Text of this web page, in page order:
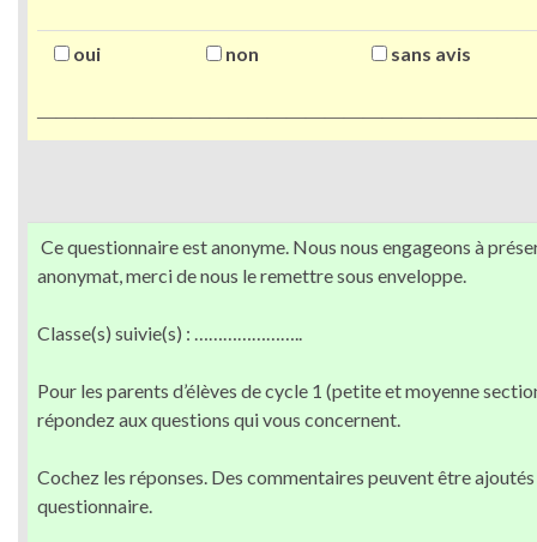
oui non sans avis
Ce questionnaire est anonyme. Nous nous engageons à
anonymat, merci de nous le remettre sous enveloppe.
Classe(s) suivie(s) : …………………..
Pour les parents d’élèves de cycle 1 (petite et moyenne
répondez aux questions qui vous concernent.
Cochez les réponses. Des commentaires peuvent être
questionnaire.